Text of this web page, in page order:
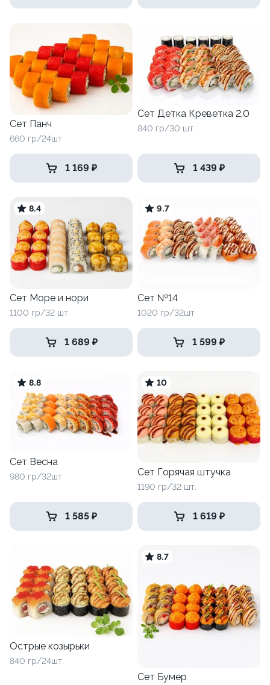
Сет Панч
660 гр/24шт
1 169 ₽
Сет Детка Креветка 2.0
840 гр/30 шт.
1 439 ₽
8.4
Сет Море и нори
1100 гр/32 шт.
1 689 ₽
9.7
Сет №14
1020 гр/32шт
1 599 ₽
8.8
Сет Весна
980 гр/32шт
1 585 ₽
10
Сет Горячая штучка
1190 гр/32 шт.
1 619 ₽
Острые козырьки
840 гр/24шт.
8.7
Сет Бумер